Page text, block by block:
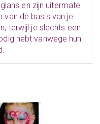
en zijn uitermate
van de basis van je
terwijl je slechts een
hebt vanwege hun